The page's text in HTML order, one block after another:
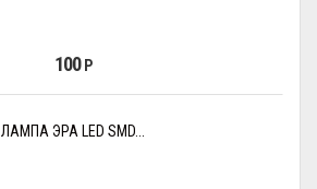
100 Р
ЛАМПА ЭРА LED SMD...